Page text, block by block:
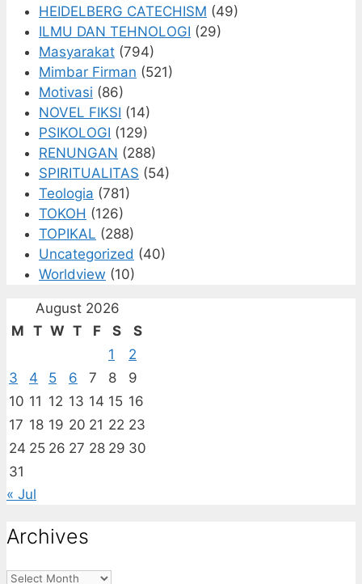
HEIDELBERG CATECHISM (49)
ILMU DAN TEHNOLOGI (29)
Masyarakat (794)
Mimbar Firman (521)
Motivasi (86)
NOVEL FIKSI (14)
PSIKOLOGI (129)
RENUNGAN (288)
SPIRITUALITAS (54)
Teologia (781)
TOKOH (126)
TOPIKAL (288)
Uncategorized (40)
Worldview (10)
August 2026
M T W T F S
S
1
2
3
4 5 6 7 8
9
10 11 12 13 14 15 16
17 18 19 20 21 22 23
24 25 26 27 28 29 30
31
« Jul
Archives
Archives